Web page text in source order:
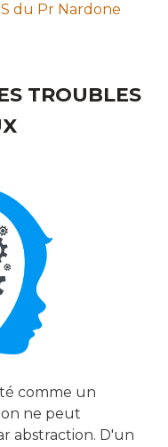
du Pr Nardone
TROUBLES
comme un
ne peut
abstraction. D'un